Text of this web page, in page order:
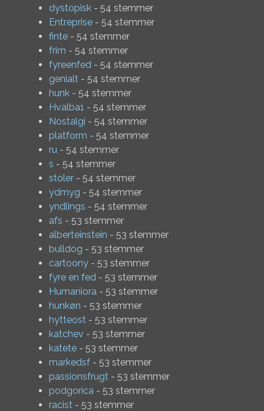
dystopisk - 54 stemmer
Entreprise - 54 stemmer
finte - 54 stemmer
frim - 54 stemmer
fyreenfed - 54 stemmer
genialt - 54 stemmer
hunk - 54 stemmer
Hvalba1 - 54 stemmer
Nostalgi - 54 stemmer
platform - 54 stemmer
ru - 54 stemmer
s - 54 stemmer
stoler - 54 stemmer
ydmyg - 54 stemmer
yndlings - 54 stemmer
afs - 53 stemmer
alberteinstein - 53 stemmer
bulldog - 53 stemmer
cartoony - 53 stemmer
fyre en fed - 53 stemmer
Humaniora - 53 stemmer
hunkøn - 53 stemmer
hytteost - 53 stemmer
katchev - 53 stemmer
katete - 53 stemmer
markedsf - 53 stemmer
passionsfrugt - 53 stemmer
podgorica - 53 stemmer
racist - 53 stemmer